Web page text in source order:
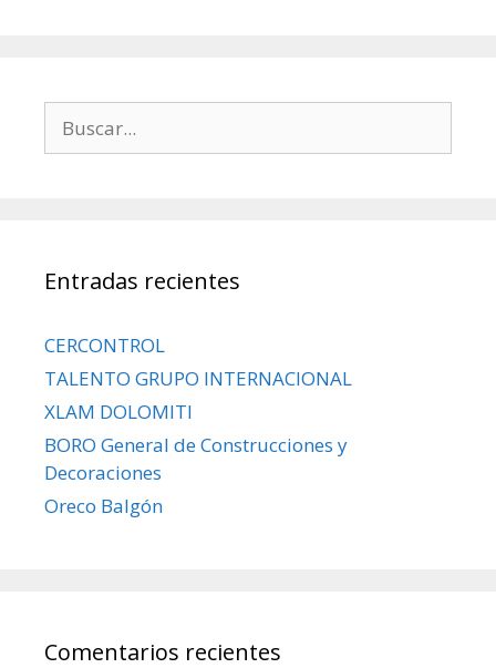
Entradas recientes
CERCONTROL
TALENTO GRUPO INTERNACIONAL
XLAM DOLOMITI
BORO General de Construcciones y
Decoraciones
Oreco Balgón
Comentarios recientes